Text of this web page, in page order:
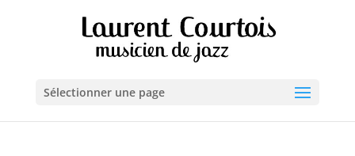
Sélectionner une page